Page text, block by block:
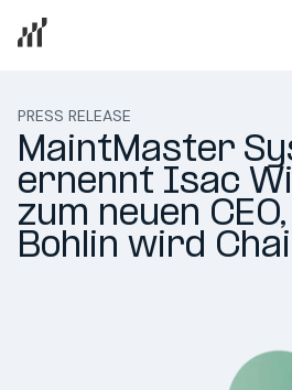
PRESS RELEASE
MaintMaster
ernennt Isac
zum neuen
Bohlin wird